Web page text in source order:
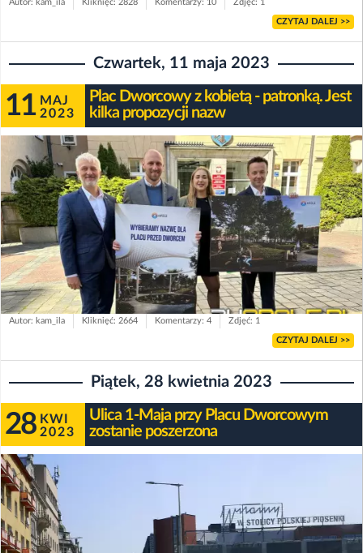
Autor: kam_ila Kliknięć: 2828 Komentarzy: 10 Zdjęć: 1
CZYTAJ DALEJ >>
Czwartek, 11 maja 2023
11 MAJ
2023
Plac Dworcowy z kobietą - patronką. Jest
kilka propozycji nazw
Autor: kam_ila Kliknięć: 2664 Komentarzy: 4 Zdjęć: 1
CZYTAJ DALEJ >>
Piątek, 28 kwietnia 2023
28 KWI
2023
Ulica 1-Maja przy Placu Dworcowym
zostanie poszerzona